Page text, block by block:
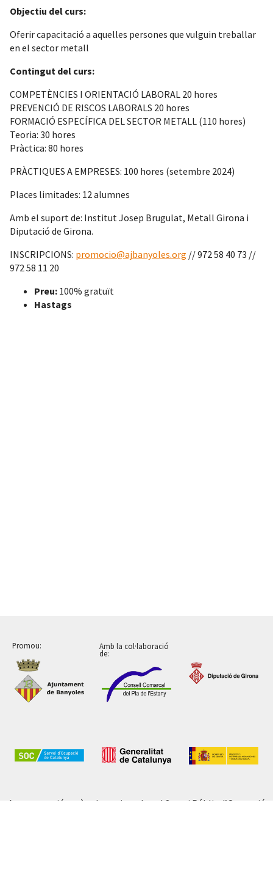
Objectiu del curs:
Oferir capacitació a aquelles persones que vulguin treballar
en el sector metall
Contingut del curs:
COMPETÈNCIES I ORIENTACIÓ LABORAL 20 hores
PREVENCIÓ DE RISCOS LABORALS 20 hores
FORMACIÓ ESPECÍFICA DEL SECTOR METALL (110 hores)
Teoria: 30 hores
Pràctica: 80 hores
PRÀCTIQUES A EMPRESES: 100 hores (setembre 2024)
Places limitades: 12 alumnes
Amb el suport de: Institut Josep Brugulat, Metall Girona i
Diputació de Girona.
INSCRIPCIONS: promocio@ajbanyoles.org // 972 58 40 73 //
972 58 11 20
Preu: 100% gratuït
Hastags
Promou: Amb la col·laboració
de:
Aquesta acció està subvencionada pel Servei Públic d’Ocupació